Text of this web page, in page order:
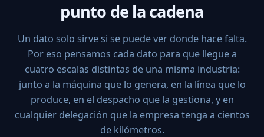
punto de la cadena
Un dato solo sirve si se puede ver donde hace falta.
Por eso pensamos cada dato para que llegue a
cuatro escalas distintas de una misma industria:
junto a la máquina que lo genera, en la línea que lo
produce, en el despacho que la gestiona, y en
cualquier delegación que la empresa tenga a cientos
de kilómetros.